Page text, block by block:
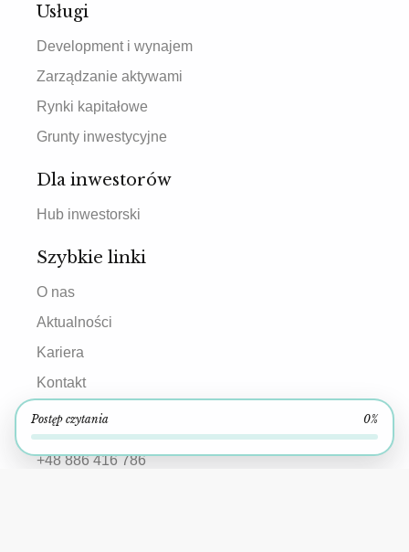
Postęp czytania 0%
Usługi
Development i wynajem
Zarządzanie aktywami
Rynki kapitałowe
Grunty inwestycyjne
Dla inwestorów
Hub inwestorski
Szybkie linki
O nas
Aktualności
Kariera
Kontakt
Kontakt
+48 886 416 786